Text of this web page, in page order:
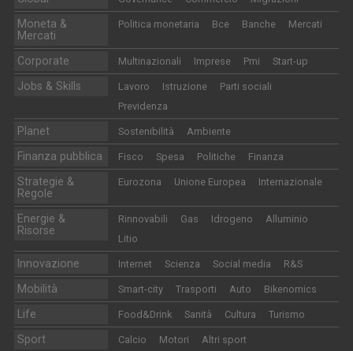
Moneta &
Mercati
Politica monetaria Bce Banche Mercati
Corporate Multinazionali Imprese Pmi Start-up
Jobs & Skills Lavoro Istruzione
Parti sociali
Previdenza
Planet Sostenibilità Ambiente
Finanza pubblica Fisco Spesa Politiche Finanza
Strategie &
Regole
Eurozona Unione Europea Internazionale
Energie &
Risorse
Rinnovabili Gas Idrogeno
Alluminio
Litio
Innovazione Internet Scienza Social media R&S
Mobilità Smart-city Trasporti Auto Bikenomics
Life Food&Drink Sanità Cultura Turismo
Sport Calcio Motori Altri sport